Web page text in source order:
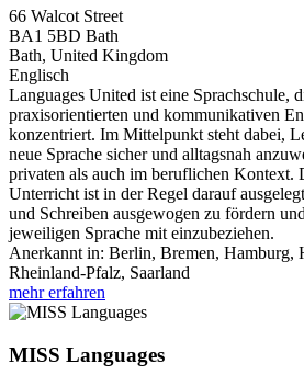
66 Walcot Street
BA1 5BD Bath
Bath, United Kingdom
Englisch
Languages United ist eine Sprachschule,
praxisorientierten und kommunikativen
konzentriert. Im Mittelpunkt steht dabei,
neue Sprache sicher und alltagsnah
privaten als auch im beruflichen Kontext.
Unterricht ist in der Regel darauf
und Schreiben ausgewogen zu fördern
jeweiligen Sprache mit einzubeziehen.
Anerkannt in: Berlin, Bremen, Hamburg,
Rheinland-Pfalz, Saarland
mehr erfahren
MISS Languages